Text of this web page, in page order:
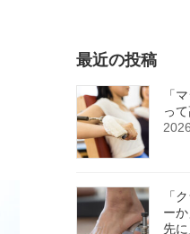
最近の投稿
「
っ
「
ー
先